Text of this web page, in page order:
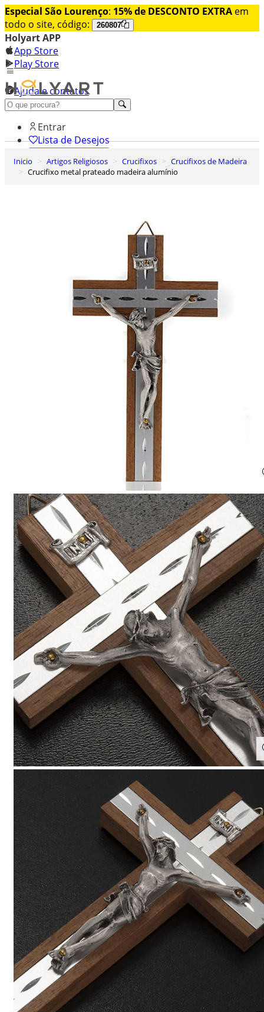
Especial São Lourenço: 15% de DESCONTO EXTRA em
todo o site, código:
260807
Holyart APP
App Store
Play Store
Ajuda e contatos
Conheça premium
Entrar
Lista de Desejos
0
Carrinho de Compras
Inicio Artigos Religiosos Crucifixos
Crucifixos de Madeira
Crucifixo metal prateado madeira alumínio